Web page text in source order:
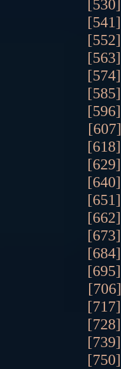
[530]
[541]
[552]
[563]
[574]
[585]
[596]
[607]
[618]
[629]
[640]
[651]
[662]
[673]
[684]
[695]
[706]
[717]
[728]
[739]
[750]